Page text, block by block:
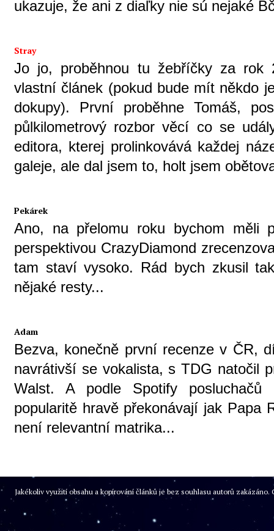
ukazuje, že ani z diaľky nie sú nejaké
Stray
Jo jo, proběhnou tu žebříčky za rok
vlastní článek (pokud bude mít někdo
dokupy). První proběhne Tomáš,
půlkilometrový rozbor věcí co se
editora, kterej prolinkovává každej
galeje, ale dal jsem to, holt jsem
Pekárek
Ano, na přelomu roku bychom měli
perspektivou CrazyDiamond
tam staví vysoko. Rád bych zkusil
nějaké resty...
Adam
Bezva, konečně první recenze v ČR,
navrátivší se vokalista, s TDG natočil
Walst. A podle Spotify
popularitě hravě překonávají jak Papa
není relevantní matrika...
Jakékoliv využití obsahu a kopírování článků je bez souhlasu autorů